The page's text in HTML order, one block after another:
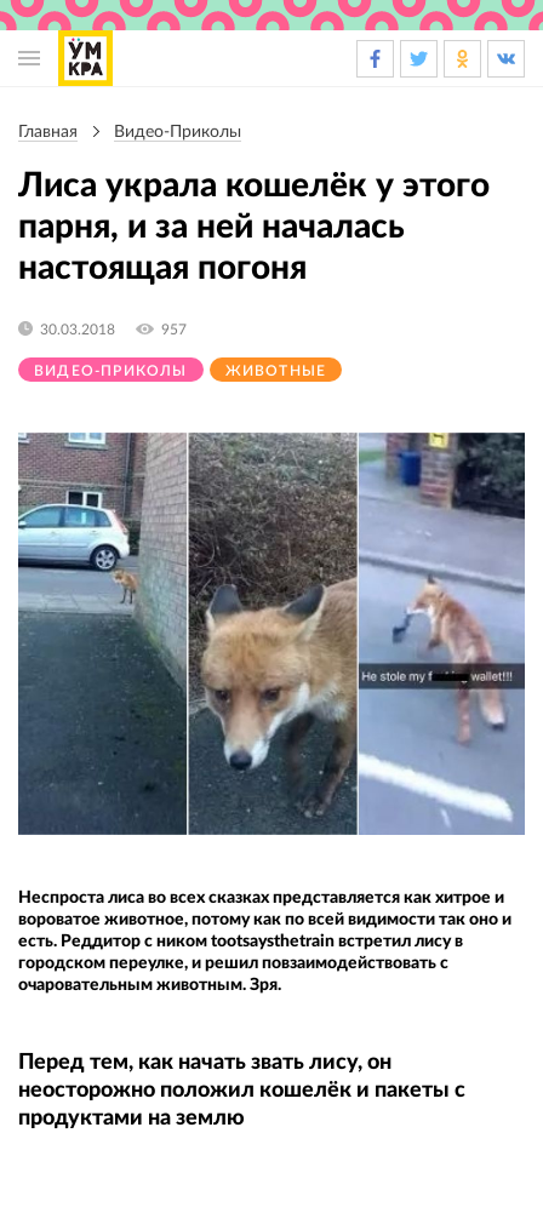
навигация
навигации
Главная Видео-Приколы
Лиса украла кошелёк у этого
парня, и за ней началась
настоящая погоня
ВИДЕО-ПРИКОЛЫ ЖИВОТНЫЕ
30.03.2018 957
Неспроста лиса во всех сказках представляется как хитрое и
вороватое животное, потому как по всей видимости так оно и
есть. Реддитор с ником tootsaysthetrain встретил лису в
городском переулке, и решил повзаимодействовать с
очаровательным животным. Зря.
Перед тем, как начать звать лису, он
неосторожно положил кошелёк и пакеты с
продуктами на землю